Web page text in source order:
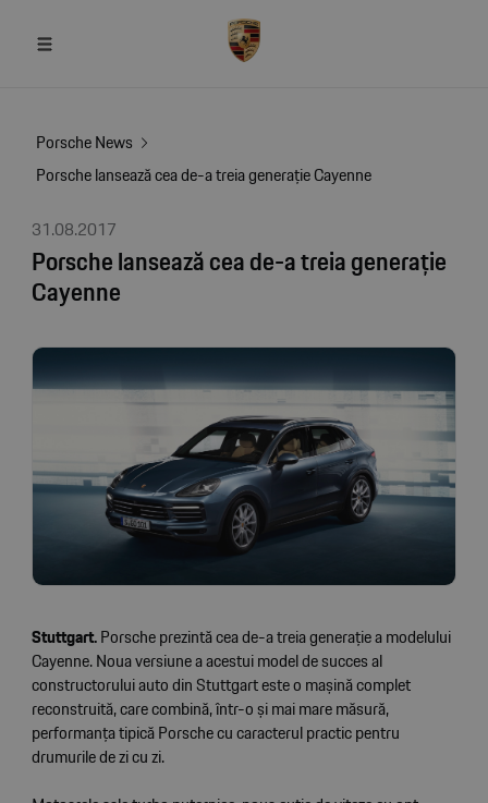
Porsche News
Porsche lansează cea de-a treia generație Cayenne
31.08.2017
Porsche lansează cea de-a treia generație
Cayenne
Stuttgart.Porsche prezintă cea de-a treia generație a modelului
Cayenne. Noua versiune a acestui model de succes al
constructorului auto din Stuttgart este o mașină complet
reconstruită, care combină, într-o și mai mare măsură,
performanța tipică Porsche cu caracterul practic pentru
drumurile de zi cu zi.